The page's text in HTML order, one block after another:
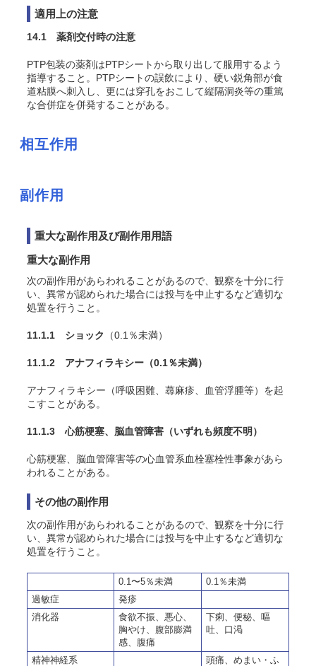
適用上の注意
14.1 薬剤交付時の注意
PTP包装の薬剤はPTPシートから取り出して服用するよう
指導すること。PTPシートの誤飲により、硬い鋭角部が食
道粘膜へ刺入し、更には穿孔をおこして縦隔洞炎等の重篤
な合併症を併発することがある。
相互作用
副作用
重大な副作用及び副作用用語
重大な副作用
次の副作用があらわれることがあるので、観察を十分に行
い、異常が認められた場合には投与を中止するなど適切な
処置を行うこと。
11.1.1 ショック （0.1％未満）
11.1.2 アナフィラキシー （0.1％未満）
アナフィラキシー（呼吸困難、蕁麻疹、血管浮腫等）を起
こすことがある。
11.1.3 心筋梗塞、脳血管障害 （いずれも頻度不明）
心筋梗塞、脳血管障害等の心血管系血栓塞栓性事象があら
われることがある 。
その他の副作用
次の副作用があらわれることがあるので、観察を十分に行
い、異常が認められた場合には投与を中止するなど適切な
処置を行うこと。
0.1〜5％未満
0.1％未満
過敏症
発疹
消化器
食欲不振、悪心、
胸やけ、腹部膨満
感、腹痛
下痢、便秘、嘔
吐、口渇
精神神経系
頭痛、めまい・ふ